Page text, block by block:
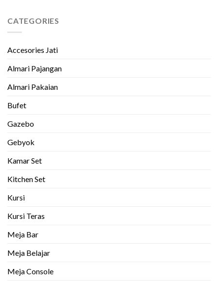
CATEGORIES
Accesories Jati
Almari Pajangan
Almari Pakaian
Bufet
Gazebo
Gebyok
Kamar Set
Kitchen Set
Kursi
Kursi Teras
Meja Bar
Meja Belajar
Meja Console